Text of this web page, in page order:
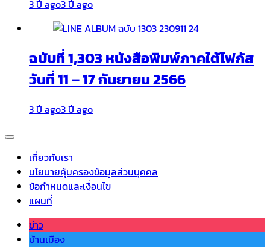
3 ปี ago3 ปี ago
ฉบับที่ 1,303 หนังสือพิมพ์ภาคใต้โฟกัส
วันที่ 11 – 17 กันยายน 2566
3 ปี ago3 ปี ago
เกี่ยวกับเรา
นโยบายคุ้มครองข้อมูลส่วนบุคคล
ข้อกำหนดและเงื่อนไข
แผนที่
ข่าว
บ้านเมือง